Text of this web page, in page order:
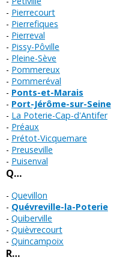
Pierrecourt
Pierrefiques
Pierreval
Pissy-Pôville
Pleine-Sève
Pommereux
Pommeréval
Ponts-et-Marais
Port-Jérôme-sur-Seine
La Poterie-Cap-d'Antifer
Préaux
Prétot-Vicquemare
Preuseville
Puisenval
Q…
Quevillon
Quévreville-la-Poterie
Quiberville
Quièvrecourt
Quincampoix
R…